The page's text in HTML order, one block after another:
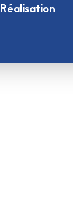
Réalisation